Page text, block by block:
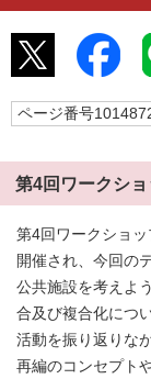
ページ番号
第4回ワークシ
第4回ワークショ
開催され、今回の
公共施設を考えよ
合及び複合化につ
活動を振り返りな
再編のコンセプト